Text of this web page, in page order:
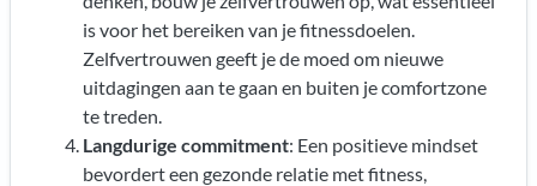
is voor het bereiken van je fitnessdoelen.
Zelfvertrouwen geeft je de moed om nieuwe
uitdagingen aan te gaan en buiten je comfortzone
te treden.
Langdurige commitment: Een positieve mindset
bevordert een gezonde relatie met fitness,